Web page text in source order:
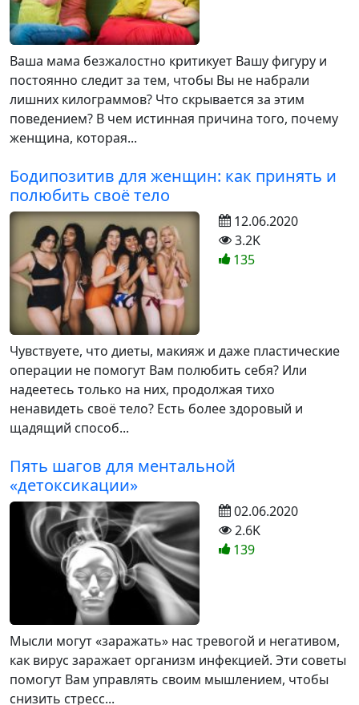
Ваша мама безжалостно критикует Вашу фигуру и
постоянно следит за тем, чтобы Вы не набрали
лишних килограммов? Что скрывается за этим
поведением? В чем истинная причина того, почему
женщина, которая...
Бодипозитив для женщин: как принять и
полюбить своё тело
Чувствуете, что диеты, макияж и даже пластические
операции не помогут Вам полюбить себя? Или
надеетесь только на них, продолжая тихо
ненавидеть своё тело? Есть более здоровый и
щадящий способ...
12.06.2020
3.2K
135
Пять шагов для ментальной
«детоксикации»
Мысли могут «заражать» нас тревогой и негативом,
как вирус заражает организм инфекцией. Эти советы
помогут Вам управлять своим мышлением, чтобы
снизить стресс...
02.06.2020
2.6K
139